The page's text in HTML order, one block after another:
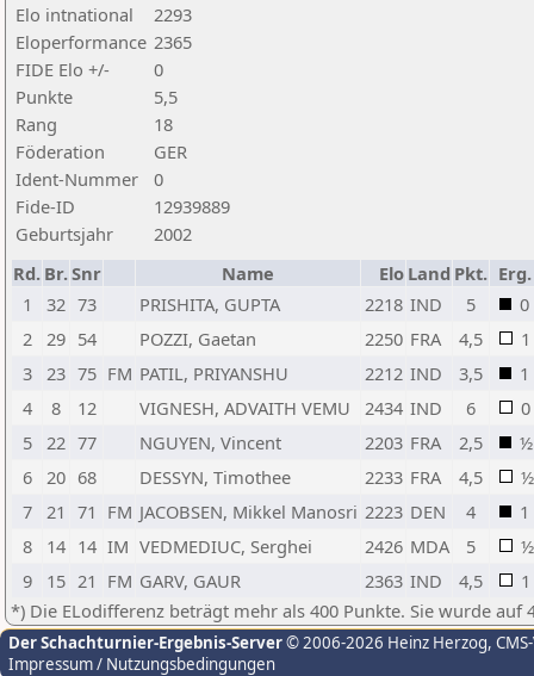
Elo intnational
2293
Eloperformance 2365
FIDE Elo +/-
0
Punkte
5,5
Rang
18
Föderation
GER
Ident-Nummer
0
Fide-ID
12939889
Geburtsjahr
2002
Rd. Br.Snr Name Elo Land Pkt. Erg.
1
32 73 PRISHITA, GUPTA 2218 IND 5
0
2
29 54 POZZI, Gaetan 2250 FRA 4,5
1
3
23 75 FM PATIL, PRIYANSHU 2212 IND 3,5
1
4
8 12 VIGNESH, ADVAITH VEMU 2434 IND 6
0
5
22 77 NGUYEN, Vincent 2203 FRA 2,5
½
6
20 68 DESSYN, Timothee 2233 FRA 4,5
½
7
21 71 FM JACOBSEN, Mikkel Manosri 2223 DEN 4
1
8
14 14 IM VEDMEDIUC, Serghei 2426 MDA 5
½
9
15 21 FM GARV, GAUR 2363 IND 4,5
1
*) Die ELodifferenz beträgt mehr als 400 Punkte. Sie wurde auf
Der Schachturnier-Ergebnis-Server© 2006-2026 Heinz Herzog,
Impressum / Nutzungsbedingungen